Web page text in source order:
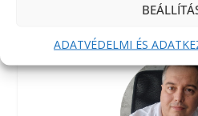
ADATVÉDELMI ÉS